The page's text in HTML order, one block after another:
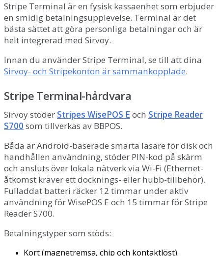
Stripe Terminal ären fysisk kassaenhetsom erbjuder
en smidig betalningsupplevelse. Terminal ärdet
bästa sättetatt göra personliga betalningaroch är
helt integrerad med Sirvoy.
Innan du använderStripe Terminal, se till attdina
Sirvoy- och Stripekonton ärsammankopplade.
StripeTerminal-hårdvara
Sirvoystöder Stripes WisePOS E och Stripe Reader
S700 som tillverkas av BBPOS.
Båda ärAndroid-baserade smarta läsare fördiskoch
handhållen användning, stöder PIN-kod på skärm
och ansluts över lokala nätverkvia Wi-Fi (Ethernet-
åtkomst kräverettdocknings- eller hubb-tillbehör).
Fulladdat batteri räcker 12 timmar underaktiv
användningförWisePOS E och 15 timmarförStripe
ReaderS700.
Betalningstypersom stöds:
Kort(magnetremsa, chip och kontaktlöst).